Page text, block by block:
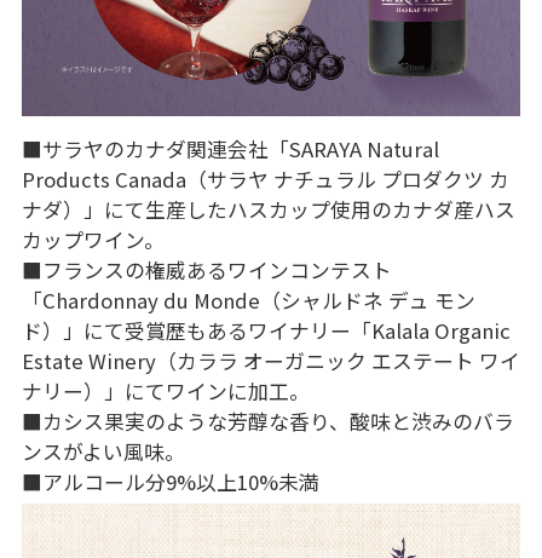
■サラヤのカナダ関連会社「SARAYA Natural
Products Canada（サラヤ ナチュラル プロダクツ カ
ナダ）」にて生産したハスカップ使用のカナダ産ハス
カップワイン。
■フランスの権威あるワインコンテスト
「Chardonnay du Monde（シャルドネ デュ モン
ド）」にて受賞歴もあるワイナリー「Kalala Organic
Estate Winery（カララ オーガニック エステート ワイ
ナリー）」にてワインに加工。
■カシス果実のような芳醇な香り、酸味と渋みのバラ
ンスがよい風味。
■アルコール分9%以上10%未満